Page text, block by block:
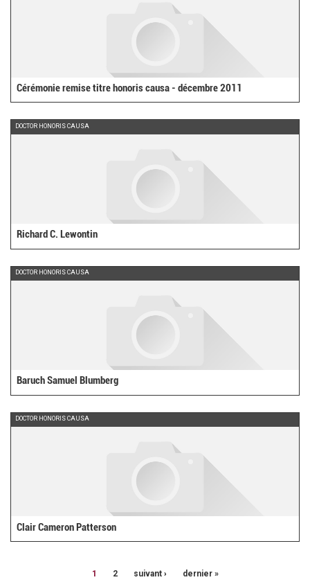
Cérémonie remise titre honoris causa - décembre 2011
DOCTOR HONORIS CAUSA
Richard C. Lewontin
DOCTOR HONORIS CAUSA
Baruch Samuel Blumberg
DOCTOR HONORIS CAUSA
Clair Cameron Patterson
1 2 suivant › dernier »